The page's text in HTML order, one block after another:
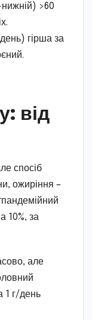
>60
гірша за
від
спосіб
ожиріння –
10%, за
але
1 г/день